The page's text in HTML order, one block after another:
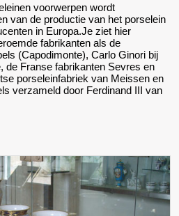
voorwerpen wordt
van de productie van het porselein
in Europa.Je ziet hier
fabrikanten als de
(Capodimonte), Carlo Ginori bij
de Franse fabrikanten Sevres en
porseleinfabriek van Meissen en
verzameld door Ferdinand III van